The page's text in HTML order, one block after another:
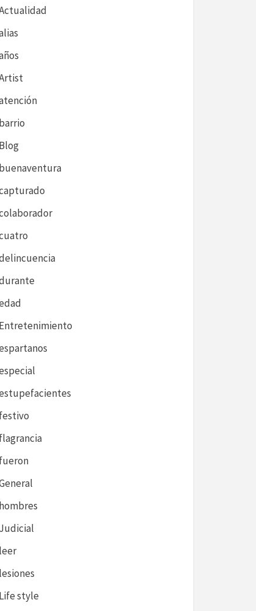
barrio
Blog
buenaventura
Entretenimiento
festivo
flagrancia
fueron
hombres
Judicial
leer
lesiones
Life style